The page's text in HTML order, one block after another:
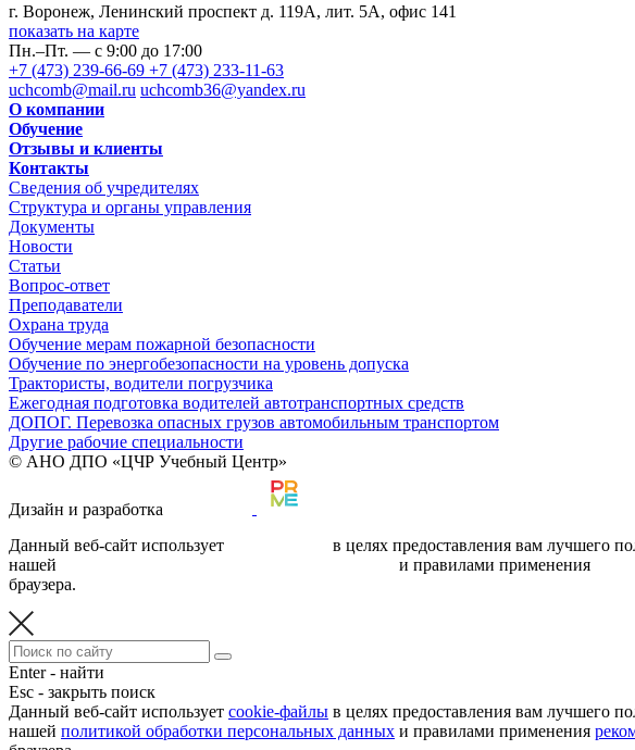
г. Воронеж, Ленинский проспект д. 119А, лит. 5А, офис 141
показать на карте
Пн.–Пт. — с 9:00 до 17:00
+7 (473) 239-66-69 +7 (473) 233-11-63
uchcomb@mail.ru uchcomb36@yandex.ru
О компании
Обучение
Отзывы и клиенты
Контакты
Сведения об учредителях
Структура и органы управления
Документы
Новости
Статьи
Вопрос-ответ
Преподаватели
Охрана труда
Обучение мерам пожарной безопасности
Обучение по энергобезопасности на уровень допуска
Трактористы, водители погрузчика
Ежегодная подготовка водителей автотранспортных средств
ДОПОГ. Перевозка опасных грузов автомобильным транспортом
Другие рабочие специальности
© АНО ДПО «ЦЧР Учебный Центр»
Дизайн и разработка
Данный веб-сайт использует
в целях предоставления вам лучшего
нашей
и правилами применения
браузера.
Enter - найти
Esc - закрыть поиск
Данный веб-сайт использует cookie-файлы в целях предоставления вам лучшего
нашей политикой обработки персональных данных и правилами применения